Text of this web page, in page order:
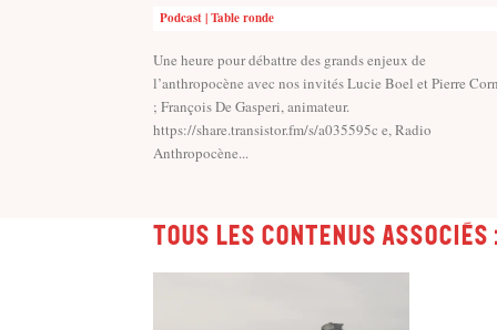
Podcast | Table ronde
Une heure pour débattre des grands enjeux de
l’anthropocène avec nos invités Lucie Boel et Pierre
; François De Gasperi, animateur.
https://share.transistor.fm/s/a035595c e, Radio
Anthropocène...
Tous les contenus associés